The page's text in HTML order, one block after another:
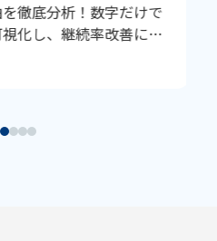
徹底分析！数字だけで
化し、継続率改善につ